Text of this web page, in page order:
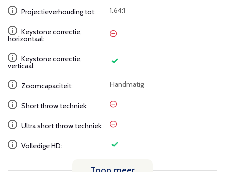
Projectieverhouding tot: 1.64:1
Keystone correctie,
horizontaal:
Keystone correctie,
verticaal:
Zoomcapaciteit: Handmatig
Short throw techniek:
Ultra short throw techniek:
Volledige HD: